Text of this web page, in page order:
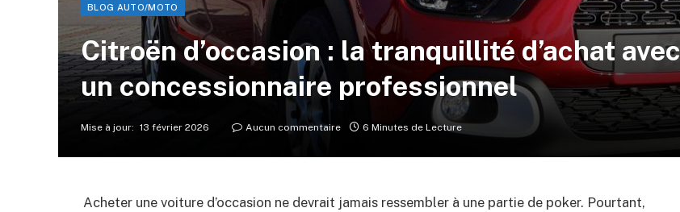
BLOG AUTO/MOTO
Citroën d’occasion : la tranquillité d’achat avec
un concessionnaire professionnel
Mise à jour: 13 février 2026 Aucun commentaire 6 Minutes de Lecture
Acheter une voiture d’occasion ne devrait jamais ressembler à une partie de poker. Pourtant,